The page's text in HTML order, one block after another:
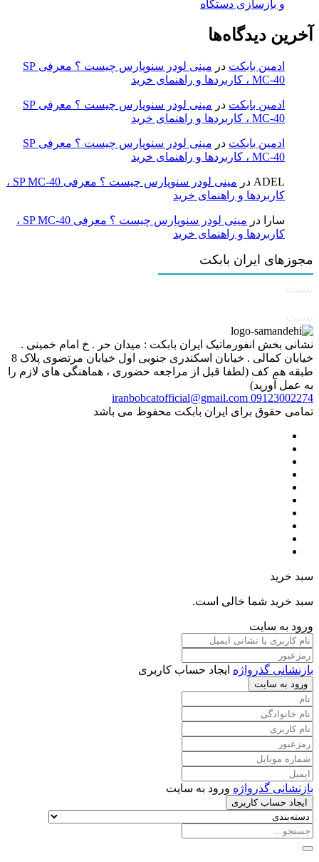
و بازسازی دستگاه
آخرین دیدگاه‌ها
ادمین بابکت در
مینی لودر سنوپارس چیست ؟ معرفی SP
MC-40 ، کاربردها و راهنمای خرید
ادمین بابکت در
مینی لودر سنوپارس چیست ؟ معرفی SP
MC-40 ، کاربردها و راهنمای خرید
ادمین بابکت در
مینی لودر سنوپارس چیست ؟ معرفی SP
MC-40 ، کاربردها و راهنمای خرید
ADEL در
مینی لودر سنوپارس چیست ؟ معرفی SP MC-40 ،
کاربردها و راهنمای خرید
سارا در
مینی لودر سنوپارس چیست ؟ معرفی SP MC-40 ،
کاربردها و راهنمای خرید
مجوزهای ایران بابکت
نشانی بخش انفورماتیک ایران بابکت : میدان حر . خ امام خمینی .
خیابان کمالی . خیابان اسکندری جنوبی اول خیابان مرتضوی پلاک 8
طبقه هم کف (لطفا قبل از مراجعه حضوری ، هماهنگی های لازم را
به عمل آورید)
09123002274
iranbobcatofficial@gmail.com
تمامی حقوق برای ایران بابکت محفوظ می باشد
سبد خرید
سبد خرید شما خالی است.
ورود به سایت
بازنشانی گذرواژه ایجاد حساب کاربری
ورود به سایت
بازنشانی گذرواژه ورود به سایت
ایجاد حساب کاربری